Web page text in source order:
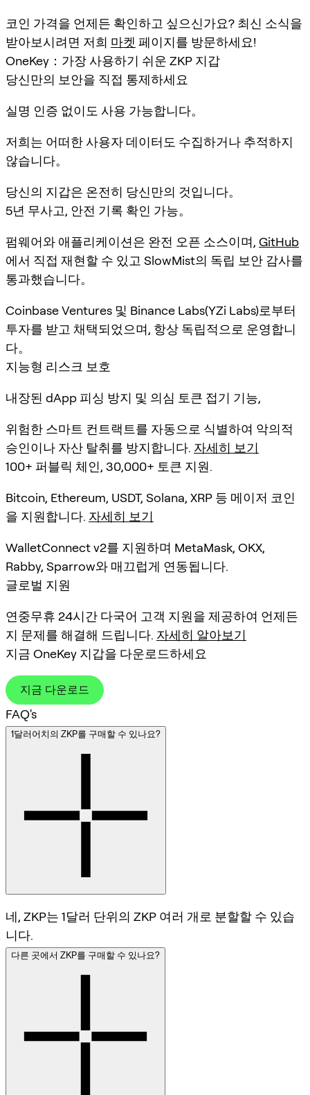
코인 가격을 언제든 확인하고 싶으신가요? 최신 소식을
받아보시려면 저희 마켓 페이지를 방문하세요!
OneKey：가장 사용하기 쉬운 ZKP 지갑
당신만의 보안을 직접 통제하세요
실명 인증 없이도 사용 가능합니다。
저희는 어떠한 사용자 데이터도 수집하거나 추적하지
않습니다。
당신의 지갑은 온전히 당신만의 것입니다。
5년 무사고, 안전 기록 확인 가능。
펌웨어와 애플리케이션은 완전 오픈 소스이며, GitHub
에서 직접 재현할 수 있고 SlowMist의 독립 보안 감사를
통과했습니다。
Coinbase Ventures 및 Binance Labs(YZi Labs)로부터
투자를 받고 채택되었으며, 항상 독립적으로 운영합니
다。
지능형 리스크 보호
내장된 dApp 피싱 방지 및 의심 토큰 접기 기능,
위험한 스마트 컨트랙트를 자동으로 식별하여 악의적
승인이나 자산 탈취를 방지합니다. 자세히 보기
100+ 퍼블릭 체인, 30,000+ 토큰 지원.
Bitcoin, Ethereum, USDT, Solana, XRP 등 메이저 코인
을 지원합니다. 자세히 보기
WalletConnect v2를 지원하며 MetaMask, OKX,
Rabby, Sparrow와 매끄럽게 연동됩니다.
글로벌 지원
연중무휴 24시간 다국어 고객 지원을 제공하여 언제든
지 문제를 해결해 드립니다. 자세히 알아보기
지금 OneKey 지갑을 다운로드하세요
지금 다운로드
FAQ's
1달러어치의 ZKP를 구매할 수 있나요?
네, ZKP는 1달러 단위의 ZKP 여러 개로 분할할 수 있습
니다.
다른 곳에서 ZKP를 구매할 수 있나요?